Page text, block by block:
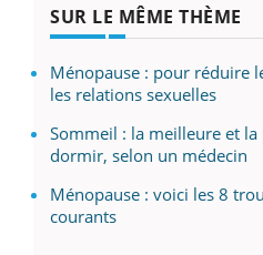
SUR LE MÊME THÈME
Ménopause : pour réduire
les relations sexuelles
Sommeil : la meilleure et
dormir, selon un médecin
Ménopause : voici les 8
courants